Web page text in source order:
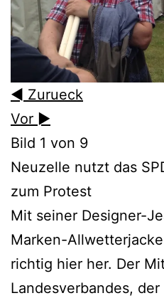
◄ Zurueck
Vor ►
Bild 1 von 9
Neuzelle nutzt das
zum Protest
Mit seiner Designer-
Marken-
richtig hier her. Der
Landesverbandes,